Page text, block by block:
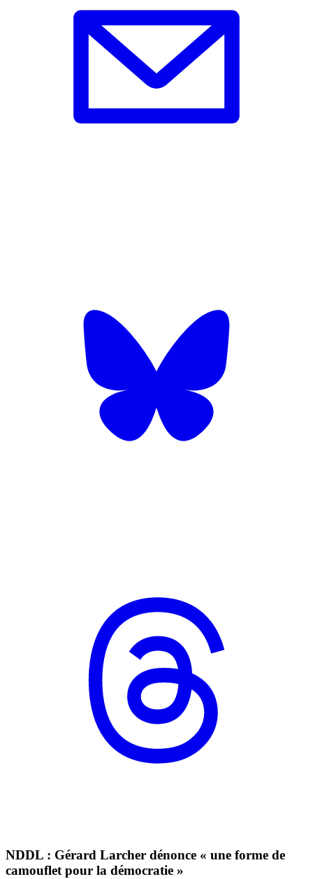
NDDL : Gérard Larcher dénonce « une forme de
camouflet pour la démocratie »